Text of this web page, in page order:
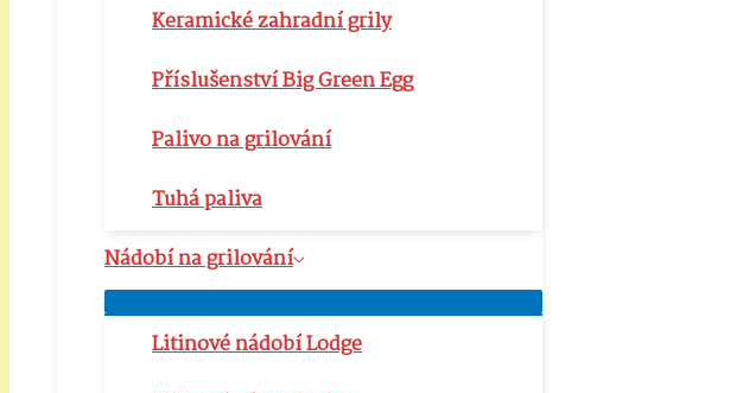
Keramické zahradní grily
Příslušenství Big Green Egg
Palivo na grilování
Tuhá paliva
Nádobí na grilování
Přepínač
menu
Litinové nádobí Lodge